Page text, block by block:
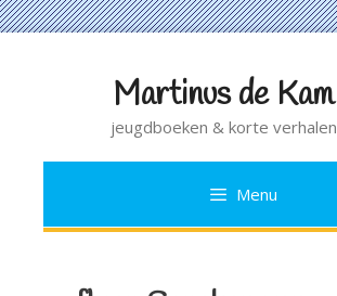
inhoud
Martinus de Kam
jeugdboeken & korte verhalen
Menu